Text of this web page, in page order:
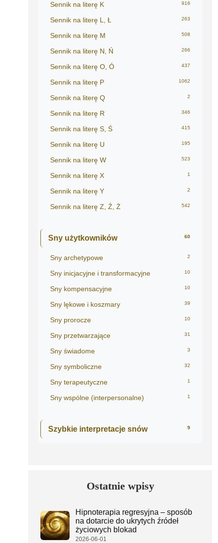
Sennik na literę K 916
Sennik na literę L, Ł 263
Sennik na literę M 508
Sennik na literę N, Ń 266
Sennik na literę O, Ó 437
Sennik na literę P 1062
Sennik na literę Q 2
Sennik na literę R 346
Sennik na literę S, Ś 415
Sennik na literę U 195
Sennik na literę W 523
Sennik na literę X 1
Sennik na literę Y 2
Sennik na literę Z, Ź, Ż 542
Sny użytkowników 60
Sny archetypowe 2
Sny inicjacyjne i transformacyjne 10
Sny kompensacyjne 10
Sny lękowe i koszmary 39
Sny prorocze 10
Sny przetwarzające 31
Sny świadome 3
Sny symboliczne 32
Sny terapeutyczne 1
Sny wspólne (interpersonalne) 1
Szybkie interpretacje snów 9
Ostatnie wpisy
Hipnoterapia regresyjna – sposób
na dotarcie do ukrytych źródeł
życiowych blokad
2026-06-01